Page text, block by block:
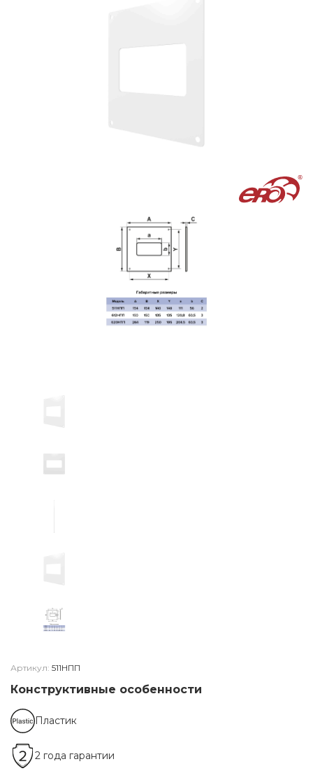
Артикул: 511НПП
Конструктивные особенности
Пластик
2 года гарантии